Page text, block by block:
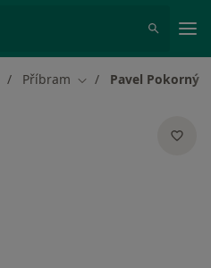
Příbram Změna města
Pavel Pokorný